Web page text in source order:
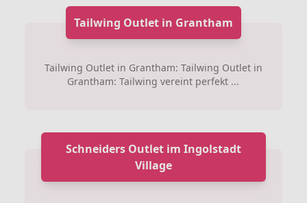
Tailwing Outlet in Grantham
Tailwing Outlet in Grantham: Tailwing Outlet in
Grantham: Tailwing vereint perfekt ...
Schneiders Outlet im Ingolstadt
Village